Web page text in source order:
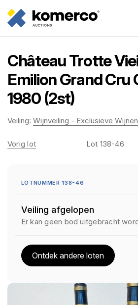
Château Trotte
Emilion Grand Cru
1980 (2st)
Veiling: Wijnveiling - Exclusieve Wijnen
Vorig lot Lot 138-46
LOTNUMMER 138-46
Veiling afgelopen
Er kan geen bod uitgebracht
Ontdek andere loten